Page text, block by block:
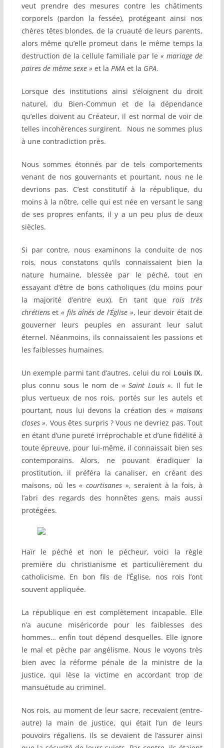
veut prendre des mesures contre les châtiments
corporels (pardon la fessée), protégeant ainsi nos
chères têtes blondes, de la cruauté de leurs parents,
alors même qu’elle promeut dans le même temps la
destruction de la cellule familiale par le« mariage de
paires de même sexe » et la PMA et la GPA.
Lorsque des institutions ainsi s’éloignent du droit
naturel, du Bien-Commun et de la dépendance
qu’elles doivent au Créateur, il est normal de voir de
telles incohérences surgirent. Nous ne sommes plus
à une contradiction près.
Nous sommes étonnés par de tels comportements
venant de nos gouvernants et pourtant, nous ne le
devrions pas. C’est constitutif à la république, du
moins à la nôtre, celle qui est née en versant le sang
de ses propres enfants, il y a un peu plus de deux
siècles.
Si par contre, nous examinons la conduite de nos
rois, nous constatons qu’ils connaissaient bien la
nature humaine, blessée par le péché, tout en
essayant d’être de bons catholiques (du moins pour
la majorité d’entre eux). En tant querois très
chrétienset« fils aînés de l’Église », leur devoir était de
gouverner leurs peuples en assurant leur salut
éternel. Néanmoins, ils connaissaient les passions et
les faiblesses humaines.
Un exemple parmi tant d’autres, celui du roi Louis IX,
plus connu sous le nom de « Saint Louis ». Il fut le
plus vertueux de nos rois, portés sur les autels et
pourtant, nous lui devons la création des « maisons
closes ». Vous êtes surpris ? Vous ne devriez pas. Tout
en étant d’une pureté irréprochable et d’une fidélité à
toute épreuve, pour lui-même, il connaissait bien ses
contemporains. Alors, ne pouvant éradiquer la
prostitution, il préféra la canaliser, en créant des
maisons, où les« courtisanes », seraient à la fois, à
l’abri des regards des honnêtes gens, mais aussi
protégées.
Haïr le péché et non le pécheur, voici la règle
première du christianisme et particulièrement du
catholicisme. En bon fils de l’Église, nos rois l’ont
souvent appliquée.
La république en est complètement incapable. Elle
n’a aucune miséricorde pour les faiblesses des
hommes… enfin tout dépend desquelles. Elle ignore
le mal et pèche par angélisme. Nous le voyons très
bien avec la réforme pénale de la ministre de la
justice, qui lèse la victime en accordant trop de
mansuétude au criminel.
Nos rois, au moment de leur sacre, recevaient (entre-
autre) la main de justice, qui était l’un de leurs
pouvoirs régaliens. Ils se devaient de l’assurer ainsi